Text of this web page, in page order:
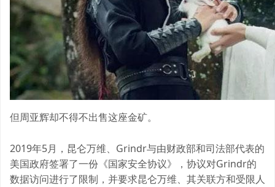
但周亚辉却不得不出售这座金矿。
2019年5月，昆仑万维、Grindr与由财政部和司法部代表的
美国政府签署了一份《国家安全协议》，协议对Grindr的
数据访问进行了限制，并要求昆仑万维、其关联方和受限人